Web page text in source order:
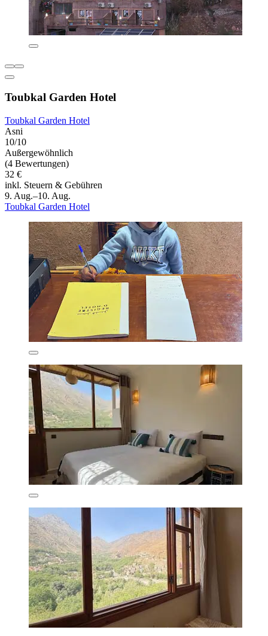
Toubkal Garden Hotel
Toubkal Garden Hotel
Asni
10/10
Außergewöhnlich
(4 Bewertungen)
32 €
inkl. Steuern & Gebühren
9. Aug.–10. Aug.
Toubkal Garden Hotel